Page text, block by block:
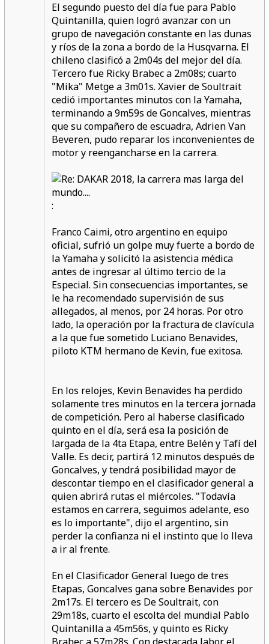
El segundo puesto del día fue para Pablo
Quintanilla, quien logró avanzar con un
grupo de navegación constante en las dunas
y ríos de la zona a bordo de la Husqvarna. El
chileno clasificó a 2m04s del mejor del día.
Tercero fue Ricky Brabec a 2m08s; cuarto
"Mika" Metge a 3m01s. Xavier de Soultrait
cedió importantes minutos con la Yamaha,
terminando a 9m59s de Goncalves, mientras
que su compañero de escuadra, Adrien Van
Beveren, pudo reparar los inconvenientes de
motor y reengancharse en la carrera.
:
Franco Caimi, otro argentino en equipo
oficial, sufrió un golpe muy fuerte a bordo de
la Yamaha y solicitó la asistencia médica
antes de ingresar al último tercio de la
Especial. Sin consecuencias importantes, se
le ha recomendado supervisión de sus
allegados, al menos, por 24 horas. Por otro
lado, la operación por la fractura de clavícula
a la que fue sometido Luciano Benavides,
piloto KTM hermano de Kevin, fue exitosa.
En los relojes, Kevin Benavides ha perdido
solamente tres minutos en la tercera jornada
de competición. Pero al haberse clasificado
quinto en el día, será esa la posición de
largada de la 4ta Etapa, entre Belén y Tafí del
Valle. Es decir, partirá 12 minutos después de
Goncalves, y tendrá posibilidad mayor de
descontar tiempo en el clasificador general a
quien abrirá rutas el miércoles. "Todavía
estamos en carrera, seguimos adelante, eso
es lo importante", dijo el argentino, sin
perder la confianza ni el instinto que lo lleva
a ir al frente.
En el Clasificador General luego de tres
Etapas, Goncalves gana sobre Benavides por
2m17s. El tercero es De Soultrait, con
29m18s, cuarto el escolta del mundial Pablo
Quintanilla a 45m56s, y quinto es Ricky